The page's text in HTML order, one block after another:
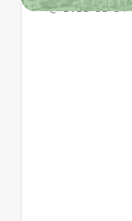
@ 2022-11-24